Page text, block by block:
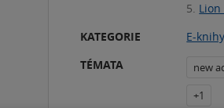
5.
KATEGORIE
E-knihy
TÉMATA
new
+1